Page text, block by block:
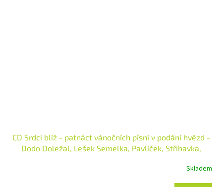
CD Srdci blíž - patnáct vánočních písní v podání hvězd -
Dodo Doležal, Lešek Semelka, Pavlíček, Střihavka,
Skladem